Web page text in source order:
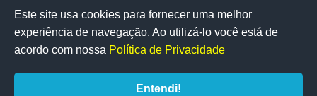
Este site usa cookies para fornecer uma melhor
experiência de navegação. Ao utilizá-lo você está de
acordo com nossa Política de Privacidade
Entendi!